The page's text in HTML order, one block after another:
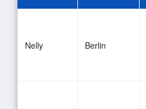
Nelly Berlin